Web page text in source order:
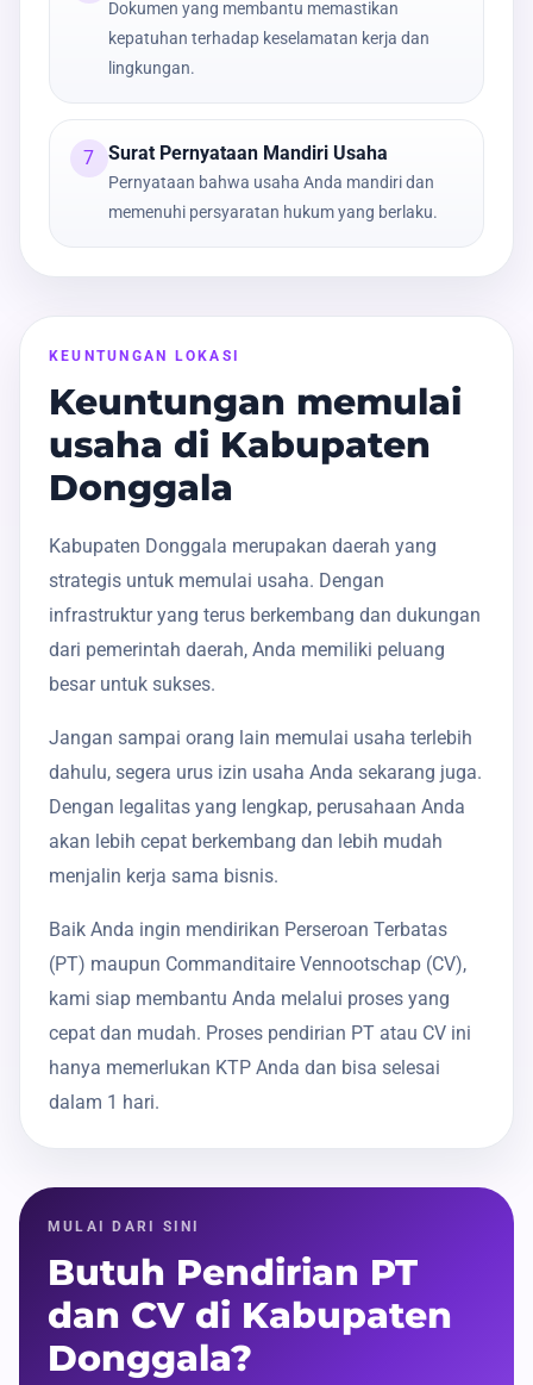
Dokumen yang membantu memastikan
kepatuhan terhadap keselamatan kerja dan
lingkungan.
7 Surat Pernyataan Mandiri Usaha
Pernyataan bahwa usaha Anda mandiri dan
memenuhi persyaratan hukum yang berlaku.
KEUNTUNGAN LOKASI
Keuntungan memulai
usaha di Kabupaten
Donggala
Kabupaten Donggala merupakan daerah yang
strategis untuk memulai usaha. Dengan
infrastruktur yang terus berkembang dan dukungan
dari pemerintah daerah, Anda memiliki peluang
besar untuk sukses.
Jangan sampai orang lain memulai usaha terlebih
dahulu, segera urus izin usaha Anda sekarang juga.
Dengan legalitas yang lengkap, perusahaan Anda
akan lebih cepat berkembang dan lebih mudah
menjalin kerja sama bisnis.
Baik Anda ingin mendirikan Perseroan Terbatas
(PT) maupun Commanditaire Vennootschap (CV),
kami siap membantu Anda melalui proses yang
cepat dan mudah. Proses pendirian PT atau CV ini
hanya memerlukan KTP Anda dan bisa selesai
dalam 1 hari.
MULAI DARI SINI
Butuh Pendirian PT
dan CV di Kabupaten
Donggala?